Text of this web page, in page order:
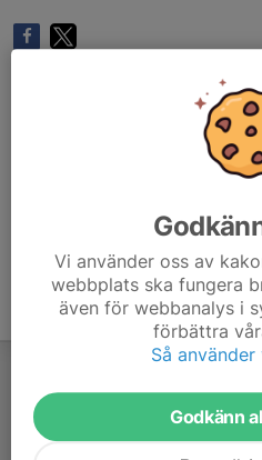
Vi använder oss av
webbplats ska fungera
även för webbanalys i
förbättra
Så
Godkänn